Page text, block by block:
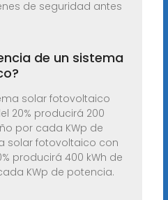
de seguridad antes
de un sistema
solar fotovoltaico
20% producirá 200
por cada KWp de
solar fotovoltaico con
producirá 400 kWh de
KWp de potencia.